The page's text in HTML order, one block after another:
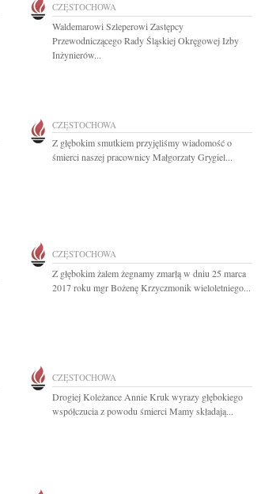
CZĘSTOCHOWA
Waldemarowi Szleperowi Zastępcy
Przewodniczącego Rady Śląskiej Okręgowej Izby
Inżynierów...
CZĘSTOCHOWA
Z głębokim smutkiem przyjęliśmy wiadomość o
śmierci naszej pracownicy Małgorzaty Grygiel...
CZĘSTOCHOWA
Z głębokim żalem żegnamy zmarłą w dniu 25 marca
2017 roku mgr Bożenę Krzyczmonik wieloletniego...
CZĘSTOCHOWA
Drogiej Koleżance Annie Kruk wyrazy głębokiego
współczucia z powodu śmierci Mamy składają...